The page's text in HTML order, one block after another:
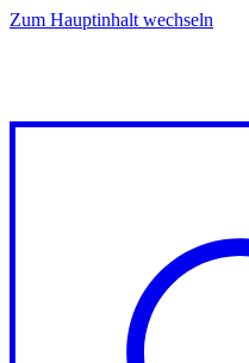
Zum Hauptinhalt wechseln